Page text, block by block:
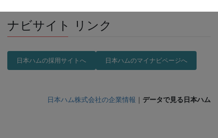
ナビサイト リンク
日本ハムの採用サイトへ 日本ハムのマイナビページへ
日本ハム株式会社の企業情報 ｜ データで見る 日本ハム